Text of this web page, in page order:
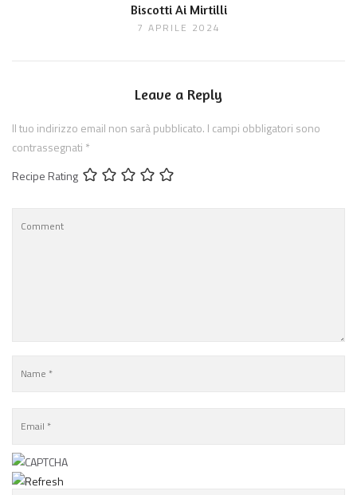
Biscotti Ai Mirtilli
7 APRILE 2024
Leave a Reply
Il tuo indirizzo email non sarà pubblicato. I campi obbligatori sono
contrassegnati *
Recipe Rating